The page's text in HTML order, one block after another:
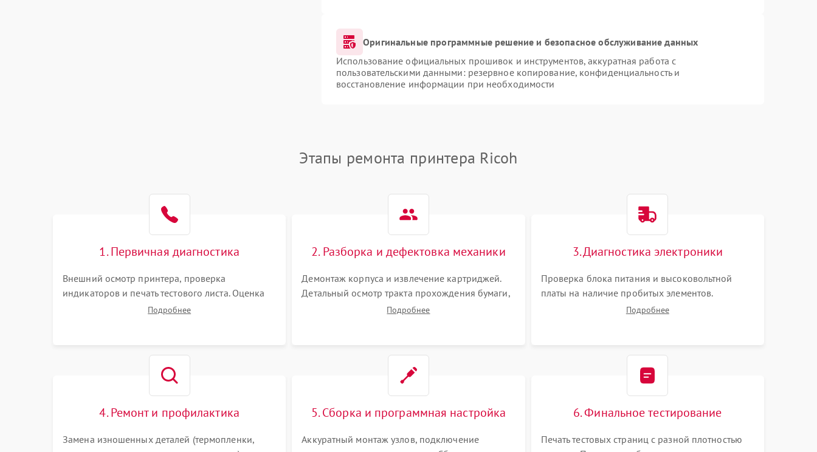
Оригинальные программные решение и безопасное обслуживание данных
Использование официальных прошивок и инструментов, аккуратная работа с
пользовательскими данными: резервное копирование, конфиденциальность и
восстановление информации при необходимости
Этапы ремонта принтера Ricoh
1. Первичная диагностика
Внешний осмотр принтера, проверка
индикаторов и печать тестового листа. Оценка
работы механизма подачи бумаги, выявление
Подробнее
2. Разборка и дефектовка механики
Демонтаж корпуса и извлечение картриджей.
Детальный осмотр тракта прохождения бумаги,
шестерней привода, роликов захвата и узла
Подробнее
3. Диагностика электроники
Проверка блока питания и высоковольтной
платы на наличие пробитых элементов.
Тестирование платы форматирования,
Подробнее
4. Ремонт и профилактика
Замена изношенных деталей (термопленки,
5. Сборка и программная настройка
Аккуратный монтаж узлов, подключение
6. Финальное тестирование
Печать тестовых страниц с разной плотностью